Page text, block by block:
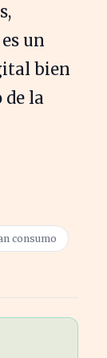
un
bien
de la
consumo